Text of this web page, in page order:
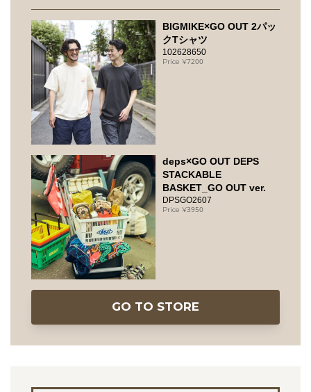
BIGMIKE×GO OUT 2パッ
クTシャツ
102628650
7200
deps×GO OUT DEPS
STACKABLE
BASKET_GO OUT ver.
DPSGO2607
3950
GO TO STORE